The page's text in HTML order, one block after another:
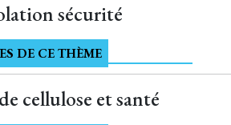
sécurité
DE CE THÈME
cellulose et santé